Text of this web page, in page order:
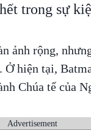
trong sự
ảnh rộng,
hiện tại,
Chúa tể của
Advertisement